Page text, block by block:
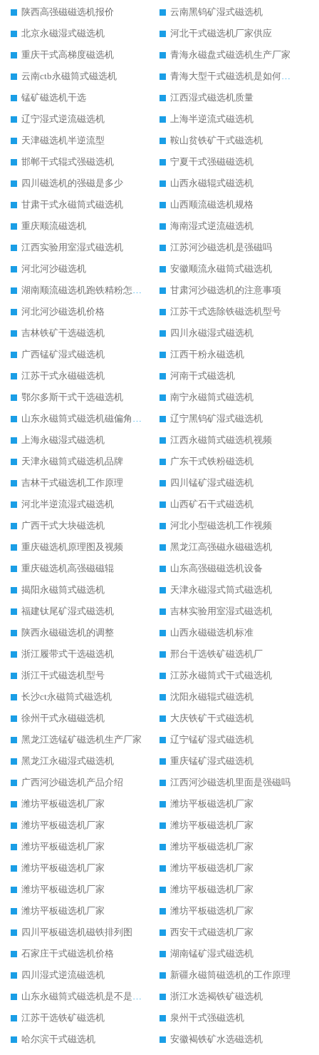
陕西高强磁磁选机报价
云南黑钨矿湿式磁选机
北京永磁湿式磁选机
河北干式磁选机厂家供应
重庆干式高梯度磁选机
青海永磁盘式磁选机生产厂家
云南ctb永磁筒式磁选机
锰矿磁选机干选
江西湿式磁选机质量
辽宁湿式逆流磁选机
上海半逆流式磁选机
天津磁选机半逆流型
鞍山贫铁矿干式磁选机
邯郸干式辊式强磁选机
宁夏干式强磁磁选机
四川磁选机的强磁是多少
山西永磁辊式磁选机
甘肃干式永磁筒式磁选机
山西顺流磁选机规格
重庆顺流磁选机
海南湿式逆流磁选机
江西实验用室湿式磁选机
江苏河沙磁选机是强磁吗
河北河沙磁选机
安徽顺流永磁筒式磁选机
甘肃河沙磁选机的注意事项
河北河沙磁选机价格
江苏干式选除铁磁选机型号
吉林铁矿干选磁选机
四川永磁湿式磁选机
广西锰矿湿式磁选机
江西干粉永磁选机
江苏干式永磁磁选机
河南干式磁选机
鄂尔多斯干式干选磁选机
南宁永磁筒式磁选机
辽宁黑钨矿湿式磁选机
上海永磁湿式磁选机
江西永磁筒式磁选机视频
天津永磁筒式磁选机品牌
广东干式铁粉磁选机
吉林干式磁选机工作原理
四川锰矿湿式磁选机
河北半逆流湿式磁选机
山西矿石干式磁选机
广西干式大块磁选机
河北小型磁选机工作视频
重庆磁选机原理图及视频
黑龙江高强磁永磁磁选机
重庆磁选机高强磁磁辊
山东高强磁磁选机设备
揭阳永磁筒式磁选机
天津永磁湿式筒式磁选机
福建钛尾矿湿式磁选机
吉林实验用室湿式磁选机
陕西永磁磁选机的调整
山西永磁磁选机标准
浙江履带式干选磁选机
邢台干选铁矿磁选机厂
浙江干式磁选机型号
江苏永磁筒式干式磁选机
长沙ct永磁筒式磁选机
沈阳永磁辊式磁选机
徐州干式永磁磁选机
大庆铁矿干式磁选机
黑龙江选锰矿磁选机生产厂家
辽宁锰矿湿式磁选机
黑龙江永磁湿式磁选机
重庆锰矿湿式磁选机
广西河沙磁选机产品介绍
江西河沙磁选机里面是强磁吗
潍坊平板磁选机厂家
潍坊平板磁选机厂家
潍坊平板磁选机厂家
潍坊平板磁选机厂家
潍坊平板磁选机厂家
潍坊平板磁选机厂家
潍坊平板磁选机厂家
潍坊平板磁选机厂家
潍坊平板磁选机厂家
潍坊平板磁选机厂家
潍坊平板磁选机厂家
潍坊平板磁选机厂家
四川平板磁选机磁铁排列图
西安干式磁选机厂家
石家庄干式磁选机价格
湖南锰矿湿式磁选机
四川湿式逆流磁选机
新疆永磁筒磁选机的工作原理
浙江水选褐铁矿磁选机
江苏干选铁矿磁选机
泉州干式强磁选机
哈尔滨干式磁选机
安徽褐铁矿水选磁选机